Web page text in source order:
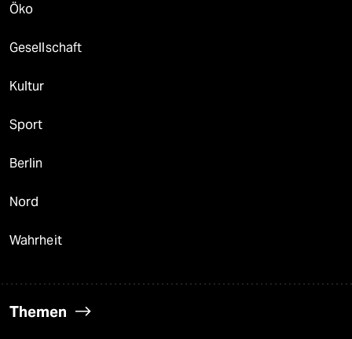
Öko
Gesellschaft
Kultur
Sport
Berlin
Nord
Wahrheit
Themen